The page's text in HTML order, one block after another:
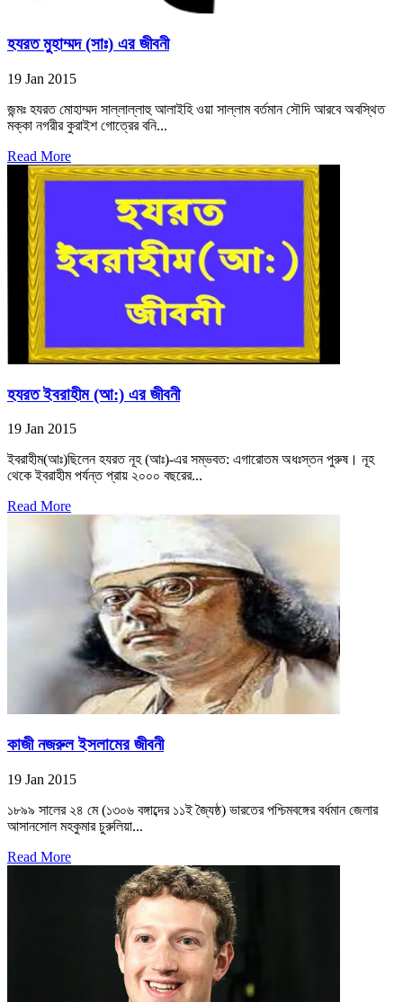
হযরত মুহাম্মদ (সাঃ) এর জীবনী
19 Jan 2015
জন্মঃ হযরত মোহাম্মদ সাল্লাল্লাহু আলাইহি ওয়া সাল্লাম বর্তমান সৌদি আরবে অবস্থিত
মক্কা নগরীর কুরাইশ গোত্রের বনি...
Read More
হযরত ইবরাহীম (আ:) এর জীবনী
19 Jan 2015
ইবরাহীম(আঃ)ছিলেন হযরত নূহ (আঃ)-এর সম্ভবত: এগারোতম অধঃস্তন পুরুষ। নূহ
থেকে ইবরাহীম পর্যন্ত প্রায় ২০০০ বছরের...
Read More
কাজী নজরুল ইসলামের জীবনী
19 Jan 2015
১৮৯৯ সালের ২৪ মে (১৩০৬ বঙ্গাব্দের ১১ই জ্যৈষ্ঠ) ভারতের পশ্চিমবঙ্গের বর্ধমান জেলার
আসানসোল মহকুমার চুরুলিয়া...
Read More